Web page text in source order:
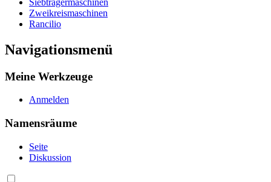
Zweikreismaschinen
Rancilio
Navigationsmenü
Meine Werkzeuge
Anmelden
Namensräume
Seite
Diskussion